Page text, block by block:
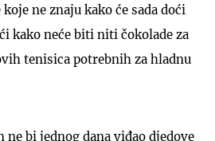
ne znaju kako će sada doći
kako neće biti niti čokolade za
tenisica potrebnih za hladnu
bi jednog dana viđao djedove